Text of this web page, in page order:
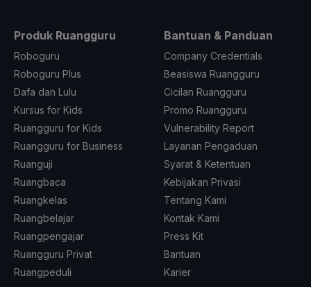
Produk Ruangguru
Roboguru
Roboguru Plus
Dafa dan Lulu
Kursus for Kids
Ruangguru for Kids
Ruangguru for Business
Ruanguji
Ruangbaca
Ruangkelas
Ruangbelajar
Ruangpengajar
Ruangguru Privat
Ruangpeduli
Bantuan & Panduan
Company Credentials
Beasiswa Ruangguru
Cicilan Ruangguru
Promo Ruangguru
Vulnerability Report
Layanan Pengaduan
Syarat & Ketentuan
Kebijakan Privasi
Tentang Kami
Kontak Kami
Press Kit
Bantuan
Karier